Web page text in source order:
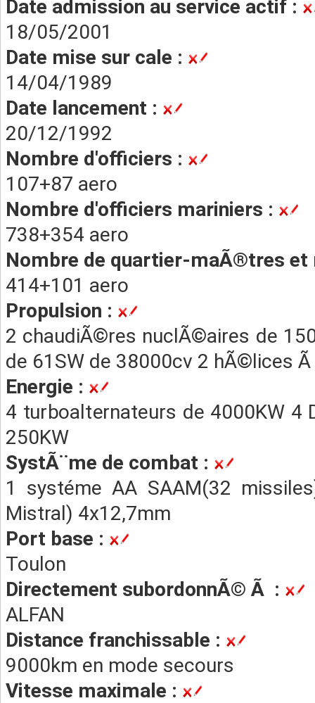
Date admission au service actif :
18/05/2001
Date mise sur cale :
14/04/1989
Date lancement :
20/12/1992
Nombre d'officiers :
107+87 aero
Nombre d'officiers mariniers :
738+354 aero
Nombre de quartier-maÃ®tres
414+101 aero
Propulsion :
2 chaudiÃ©res nuclÃ©aires de
de 61SW de 38000cv 2 hÃ©lices
Energie :
4 turboalternateurs de 4000KW 4
250KW
SystÃ¨me de combat :
1 systéme AA SAAM(32
Mistral) 4x12,7mm
Port base :
Toulon
Directement subordonnÃ© Ã :
ALFAN
Distance franchissable :
9000km en mode secours
Vitesse maximale :